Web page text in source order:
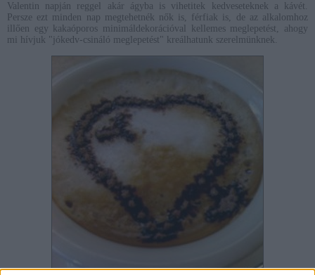
Valentin napján reggel akár ágyba is vihetitek kedveseteknek a kávét.
Persze ezt minden nap megtehetnék nők is, férfiak is, de az alkalomhoz
illően egy kakaóporos minimáldekorációval kellemes meglepetést, ahogy
mi hívjuk "jókedv-csináló meglepetést" kreálhatunk szerelmünknek.